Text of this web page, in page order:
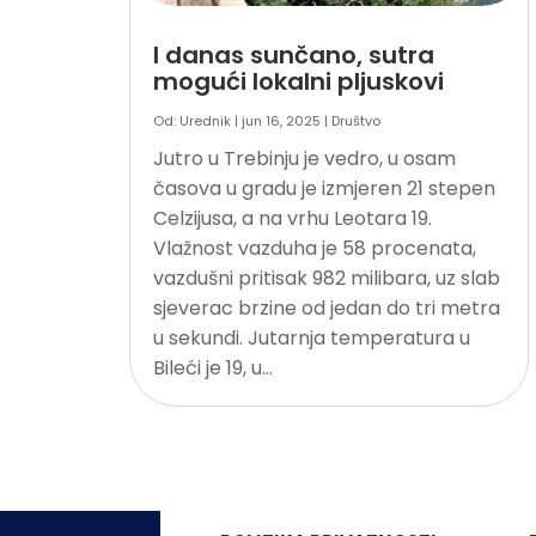
I danas sunčano, sutra
mogući lokalni pljuskovi
Od: Urednik| jun 16, 2025 | Društvo
Jutro u Trebinju je vedro, u osam
časova u gradu je izmjeren 21 stepen
Celzijusa, a na vrhu Leotara 19.
Vlažnost vazduha je 58 procenata,
vazdušni pritisak 982 milibara, uz slab
sjeverac brzine od jedan do tri metra
u sekundi. Jutarnja temperatura u
Bileći je 19, u...